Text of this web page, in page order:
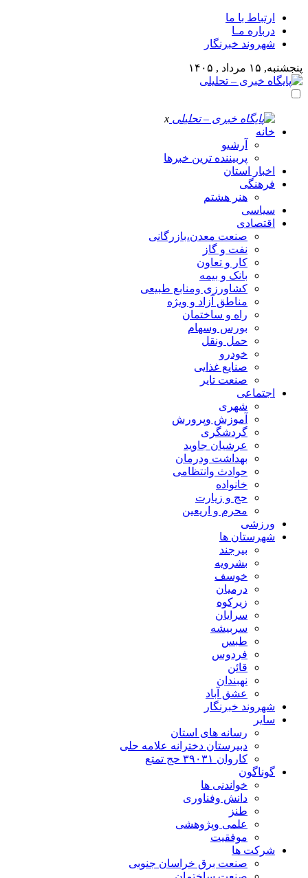
ارتباط با ما
درباره مـا
شهروند خبرنگار
پنجشنبه, ۱۵ مرداد , ۱۴۰۵
x
خانه
آرشیو
پربیننده ترین خبرها
اخبار استان
فرهنگی
هنر هشتم
سیاسی
اقتصادی
صنعت معدن،بازرگانی
نفت و گاز
کار و تعاون
بانک و بیمه
کشاورزی ومنابع طبیعی
مناطق آزاد و ویژه
راه و ساختمان
بورس وسهام
حمل ونقل
خودرو
صنایع غذایی
صنعت تایر
اجتماعی
شهری
آموزش وپرورش
گردشگری
عرشیان جاوید
بهداشت ودرمان
حوادث وانتظامی
خانواده
حج و زیارت
محرم و اریعین
ورزشی
شهرستان ها
بیرجند
بشرویه
خوسف
درمیان
زیرکوه
سرایان
سربیشه
طبس
فردوس
قائن
نهبندان
عشق آباد
شهروند خبرنگار
سایر
رسانه های استان
دبیرستان دخترانه علامه حلی
کاروان ۳۹۰۳۱ حج تمتع
گوناگون
خواندنی ها
دانش وفناوری
طنز
علمی وپژوهشی
موفقیت
شرکت ها
صنعت برق خراسان جنوبی